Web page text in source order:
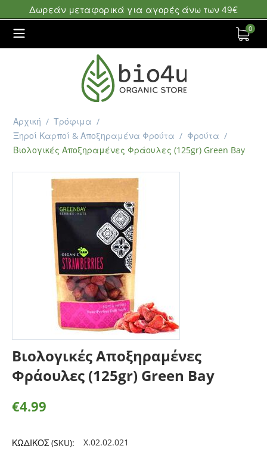
Δωρεάν μεταφορικά για αγορές άνω των 49€
0
Αρχική / Τρόφιμα /
Ξηροί Καρποί & Αποξηραμένα Φρούτα / Φρούτα /
Βιολογικές Αποξηραμένες Φράουλες (125gr) Green Bay
Βιολογικές Αποξηραμένες
Φράουλες (125gr) Green Bay
€4.99
ΚΩΔΙΚΟΣ (SKU):
X.02.02.021